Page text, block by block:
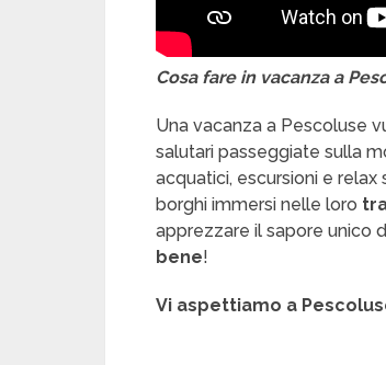
Cosa fare in vacanza a
Una vacanza a Pescoluse
salutari passeggiate sulla
acquatici, escursioni e relax
borghi immersi nelle loro
apprezzare il sapore unico
bene!
Vi aspettiamo a